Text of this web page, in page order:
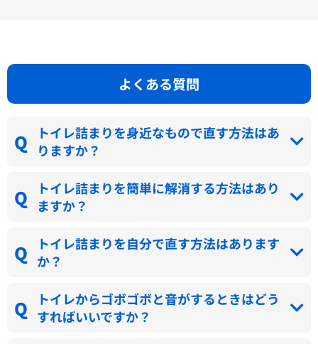
よくある質問
トイレ詰まりを身近なもので直す方法はあ
りますか？
トイレ詰まりを簡単に解消する方法はあり
ますか？
トイレ詰まりを自分で直す方法はあります
か？
トイレからゴボゴボと音がするときはどう
すればいいですか？